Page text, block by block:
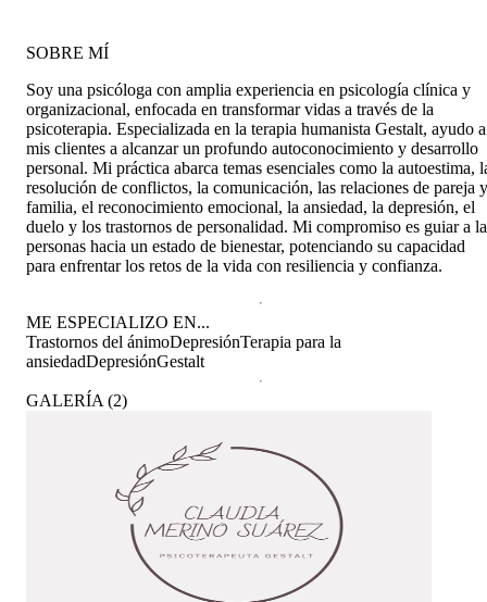
SOBRE MÍ
Soy una psicóloga con amplia experiencia en psicología clínica y
organizacional, enfocada en transformar vidas a través de la
psicoterapia. Especializada en la terapia humanista Gestalt, ayudo a
mis clientes a alcanzar un profundo autoconocimiento y desarrollo
personal. Mi práctica abarca temas esenciales como la autoestima,
resolución de conflictos, la comunicación, las relaciones de pareja y
familia, el reconocimiento emocional, la ansiedad, la depresión, el
duelo y los trastornos de personalidad. Mi compromiso es guiar a
personas hacia un estado de bienestar, potenciando su capacidad
para enfrentar los retos de la vida con resiliencia y confianza.
ME ESPECIALIZO EN...
Trastornos del ánimoDepresiónTerapia para la
ansiedadDepresiónGestalt
GALERÍA (2)